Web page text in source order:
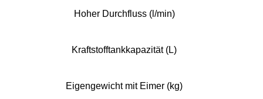
Hoher Durchfluss (l/min)
Kraftstofftankkapazität (L)
Eigengewicht mit Eimer (kg)